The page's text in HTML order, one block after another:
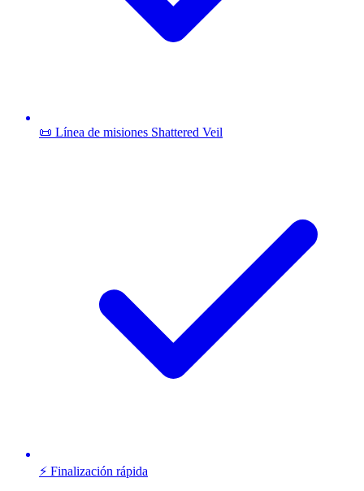
📜 Línea de misiones Shattered Veil
⚡ Finalización rápida